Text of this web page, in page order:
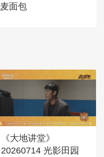
面包
《大地讲堂》
20260714 光影田园